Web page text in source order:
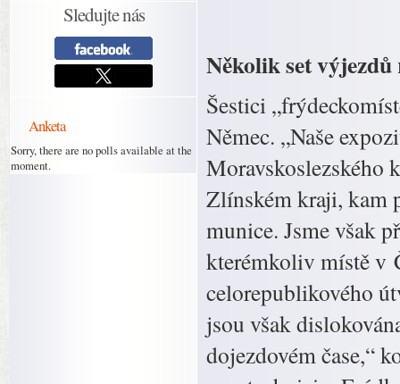
Sledujte nás
Anketa
Sorry, there are no polls available at the
moment.
Několik set
Šestici
Němec. „Naše
Moravskoslezského
Zlínském kraji, kam
munice. Jsme však
kterémkoliv místě v
celorepublikového
jsou však
dojezdovém čase,“